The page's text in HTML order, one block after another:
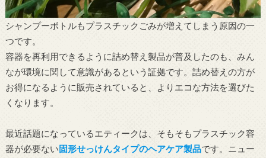
シャンプーボトルもプラスチックごみが増えてしまう原因の一
つです。
容器を再利用できるように詰め替え製品が普及したのも、みん
なが環境に関して意識があるという証拠です。詰め替えの方が
お得になるように販売されていると、よりエコな方法を選びた
くなります。
最近話題になっているエティークは、そもそもプラスチック容
器が必要ない固形せっけんタイプのヘアケア製品です。ニュー